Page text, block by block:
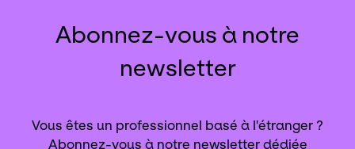
Abonnez-vous à notre
newsletter
Vous êtes un professionnel basé à l'étranger ?
Abonnez-vous à notre newsletter dédiée